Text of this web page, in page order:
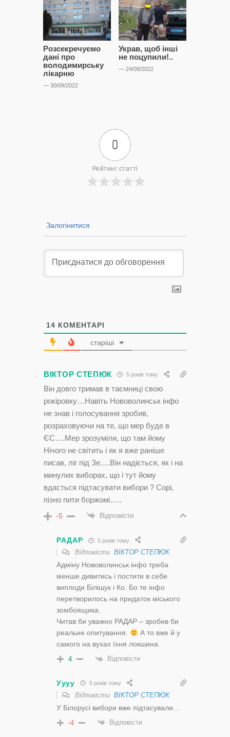
Розсекречуємо
дані про
володимирську
лікарню
— 30/09/2022
Украв, щоб інші
не поцупили!..
— 24/09/2022
0
Рейтинг статті
Залогінитися
14 КОМЕНТАРІ
старіші
ВІКТОР СТЕПЮК 5 років тому
Він довго тримав в таємниці свою
рокіровку…Навіть Нововолинськ інфо
не знав і голосування зробив,
розраховуючи на те, що мер буде в
ЄС….Мер зрозуміли, що там йому
Нічого не світить і як я вже раніше
писав, ліг під Зе….Він надіється, як і на
минулих виборах, що і тут йому
вдасться підтасувати вибори ? Сорі,
пізно пити боржомі…..
-5 Відповісти
РАДАР 5 років тому
Відповісти ВІКТОР СТЕПЮК
Адміну Нововолинськ.інфо треба
менше дивитись і постити в себе
виплоди Білішук і Ко. Бо те інфо
перетворилось на придаток міського
зомбоящика.
Читав би уважно РАДАР – зробив би
реальне опитування.
А то вже й у
самого на вухах їхня локшина.
4 Відповісти
Уууу 5 років тому
Відповісти ВІКТОР СТЕПЮК
У Білорусі вибори вже підтасували…
-4 Відповісти